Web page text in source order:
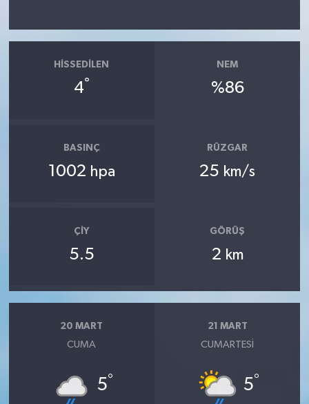
HISSEDILEN
4°
NEM
%86
BASINÇ
1002 hpa
RÜZGAR
25 km/s
ÇIY
5.5
GÖRÜŞ
2 km
20 MART
CUMA
5°
21 MART
CUMARTESI
5°